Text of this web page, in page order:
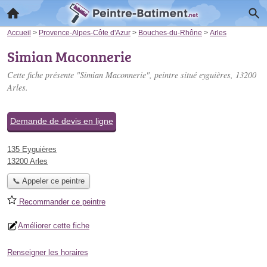
Accueil > Provence-Alpes-Côte d'Azur > Bouches-du-Rhône > Arles
Simian Maconnerie
Cette fiche présente "Simian Maconnerie", peintre situé eyguières, 13200
Arles.
Demande de devis en ligne
135 Eyguières
13200 Arles
📞 Appeler ce peintre
Recommander ce peintre
Améliorer cette fiche
Renseigner les horaires